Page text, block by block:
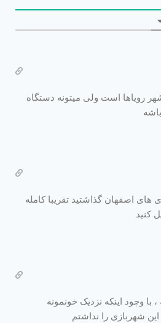
رویاها است ولی میتونه دستگاه
اصفهان گذاشتید تقریبا کامله
کنید
وچود اینکه نزدیک خونمونه
شهربازی را نداشتم